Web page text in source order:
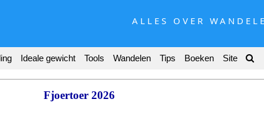
ALLES OVER
Ideale gewicht Tools Wandelen Tips Boeken Site
Fjoertoer 2026